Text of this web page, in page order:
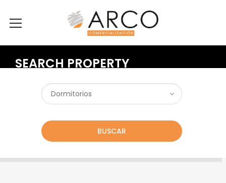
SEARCH PROPERTY
BUSCAR